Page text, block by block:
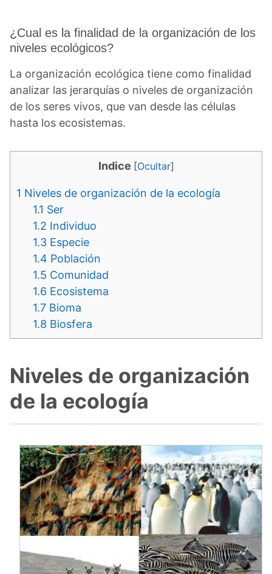
¿Cual es la finalidad de la organización de los
niveles ecológicos?
La organización ecológica tiene como finalidad
analizar las jerarquías o niveles de organización
de los seres vivos, que van desde las células
hasta los ecosistemas.
Indice [Ocultar]
1 Niveles de organización de la ecología
1.1 Ser
1.2 Individuo
1.3 Especie
1.4 Población
1.5 Comunidad
1.6 Ecosistema
1.7 Bioma
1.8 Biosfera
Niveles de organización
de la ecología